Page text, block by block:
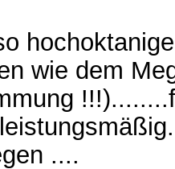
wie dem
....